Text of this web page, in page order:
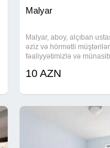
Malyar
Malyar, aboy, alçıban
əziz və hörmətli
fəaliyyətimizlə və
istənilən növ təmir və
10 AZN